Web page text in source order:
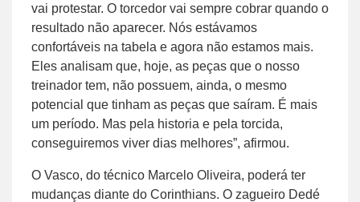
vai protestar. O torcedor vai sempre cobrar quando o
resultado não aparecer. Nós estávamos
confortáveis na tabela e agora não estamos mais.
Eles analisam que, hoje, as peças que o nosso
treinador tem, não possuem, ainda, o mesmo
potencial que tinham as peças que saíram. É mais
um período. Mas pela historia e pela torcida,
conseguiremos viver dias melhores”, afirmou.
O Vasco, do técnico Marcelo Oliveira, poderá ter
mudanças diante do Corinthians. O zagueiro Dedé